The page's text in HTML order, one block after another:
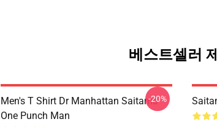
베스트셀러
Men's T Shirt Dr Manhattan Saitama
One Punch Man
-20%